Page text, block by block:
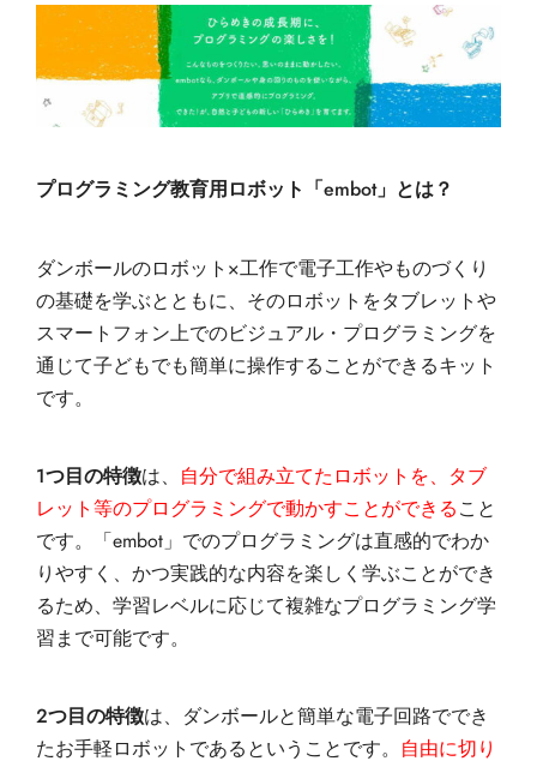
プログラミング教育用ロボット「embot」とは？
ダンボールのロボット×工作で電子工作やものづくり
の基礎を学ぶとともに、そのロボットをタブレットや
スマートフォン上でのビジュアル・プログラミングを
通じて子どもでも簡単に操作することができるキット
です。
1つ目の特徴は、 自分で組み立てたロボットを、タブ
レット等のプログラミングで動かすことができること
です。「embot」でのプログラミングは直感的でわか
りやすく、かつ実践的な内容を楽しく学ぶことができ
るため、学習レベルに応じて複雑なプログラミング学
習まで可能です。
2つ目の特徴は、ダンボールと簡単な電子回路ででき
たお手軽ロボットであるということです。 自由に切り